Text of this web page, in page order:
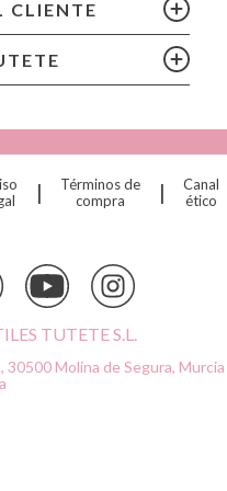
CLIENTE
|
Términos de
compra
|
Canal
ético
TUTETE S.L.
30500 Molina de Segura, Murcia